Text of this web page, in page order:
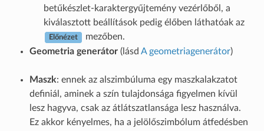
betűkészlet-karaktergyűjtemény vezérlőből, a
kiválasztott beállítások pedig élőben láthatóak az
Előnézet
mezőben.
Geometria generátor(lásd A geometriagenerátor)
Maszk: ennek az alszimbúluma egy maszkalakzatot
definiál, aminek a szín tulajdonsága figyelmen kívül
lesz hagyva, csak az átlátszatlansága lesz használva.
Ez akkor kényelmes, ha a jelölőszimbólum átfedésben